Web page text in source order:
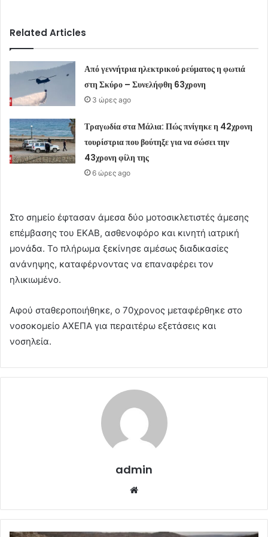
Related Articles
Από γεννήτρια ηλεκτρικού ρεύματος η φωτιά
στη Σκύρο – Συνελήφθη 63χρονη
3 ώρες ago
Τραγωδία στα Μάλια: Πώς πνίγηκε η 42χρονη
τουρίστρια που βούτηξε για να σώσει την
43χρονη φίλη της
6 ώρες ago
Στο σημείο έφτασαν άμεσα δύο μοτοσικλετιστές άμεσης
επέμβασης του ΕΚΑΒ, ασθενοφόρο και κινητή ιατρική
μονάδα. Το πλήρωμα ξεκίνησε αμέσως διαδικασίες
ανάνηψης, καταφέρνοντας να επαναφέρει τον
ηλικιωμένο.
Αφού σταθεροποιήθηκε, ο 70χρονος μεταφέρθηκε στο
νοσοκομείο ΑΧΕΠΑ για περαιτέρω εξετάσεις και
νοσηλεία.
admin